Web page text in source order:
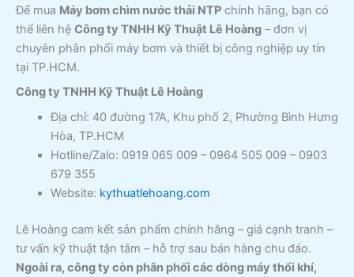
Để mua Máy bơm chìm nước thải NTP chính hãng, bạn có
thể liên hệ Công ty TNHH Kỹ Thuật Lê Hoàng – đơn vị
chuyên phân phối máy bơm và thiết bị công nghiệp uy tín
tại TP.HCM.
Công ty TNHH Kỹ Thuật Lê Hoàng
Địa chỉ: 40 đường 17A, Khu phố 2, Phường Bình Hưng
Hòa, TP.HCM
Hotline/Zalo: 0919 065 009 – 0964 505 009 – 0903
679 355
Website: kythuatlehoang.com
Lê Hoàng cam kết sản phẩm chính hãng – giá cạnh tranh –
tư vấn kỹ thuật tận tâm – hỗ trợ sau bán hàng chu đáo.
Ngoài ra, công ty còn phân phối các dòng máy thổi khí,